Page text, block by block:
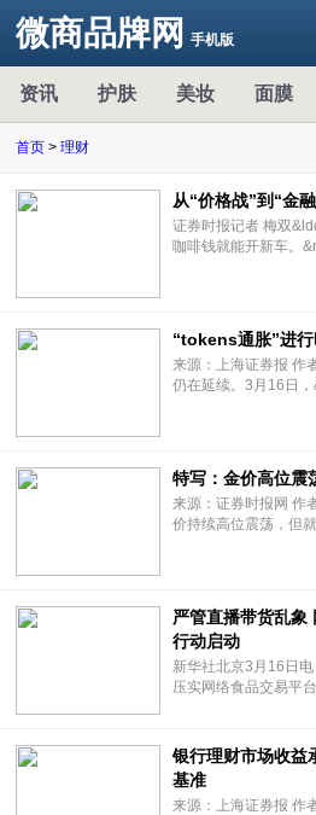
微商品牌网 手机版
资讯 护肤 美妆 面膜
首页 > 理财
从“价格战”到“金
证券时报记者 梅双
咖啡钱就能开新车。
“tokens通胀”进
来源：上海证券报 作
仍在延续。3月16日
特写：金价高位震
来源：证券时报网 作
价持续高位震荡，但
严管直播带货乱象
行动启动
新华社北京3月16日
压实网络食品交易平
银行理财市场收益
基准
来源：上海证券报 作